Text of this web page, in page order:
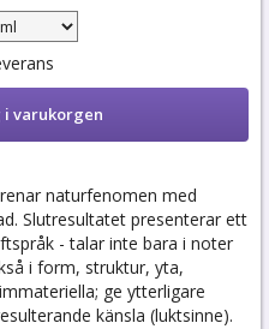
i varukorgen
naturfenomen med
Slutresultatet presenterar ett
- talar inte bara i noter
i form, struktur, yta,
ge ytterligare
känsla (luktsinne).